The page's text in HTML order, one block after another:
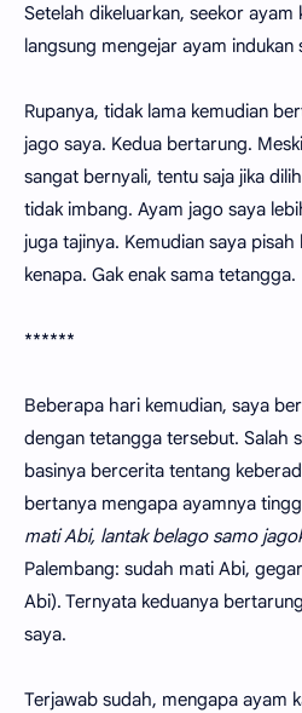
Setelah dikeluarkan, seekor
langsung mengejar ayam indukan
Rupanya, tidak lama kemudian
jago saya. Kedua bertarung.
sangat bernyali, tentu saja jika
tidak imbang. Ayam jago saya
juga tajinya. Kemudian saya
kenapa. Gak enak sama tetangga.
******
Beberapa hari kemudian, saya
dengan tetangga tersebut. Salah
basinya bercerita tentang
bertanya mengapa ayamnya
mati Abi, lantak belago samo
Palembang: sudah mati Abi,
Abi). Ternyata keduanya
saya.
Terjawab sudah, mengapa ayam